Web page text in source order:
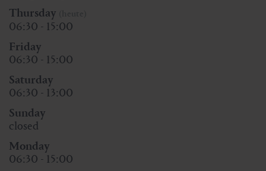
Thursday
06:30 - 15:00
Friday
06:30 - 15:00
Saturday
06:30 - 13:00
Sunday
closed
Monday
06:30 - 15:00